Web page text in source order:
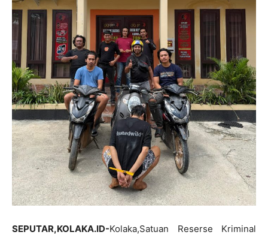
SEPUTAR,KOLAKA.ID-Kolaka,Satuan Reserse Kriminal